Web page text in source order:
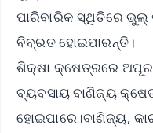
ପାରିବାରିକ ସ୍ଥିତିରେ ଭୁଲ୍
ବିବ୍ରତ ହୋଇପାରନ୍ତି।
ଶିକ୍ଷା କ୍ଷେତ୍ରରେ
ବ୍ୟବସାୟ ବାଣିଜ୍ୟ
ହୋଇପାରେ।ବାଣିଜ୍ୟ,